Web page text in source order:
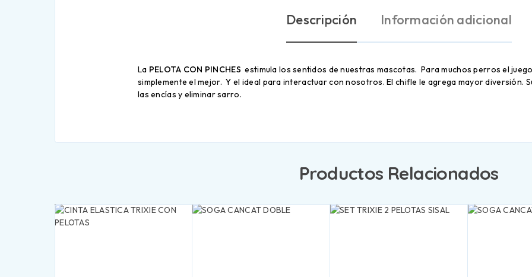
Descripción Información adicional
La PELOTA CON PINCHES estimula los sentidos de nuestras mascotas. Para muchos perros el
simplemente el mejor. Y el ideal para interactuar con nosotros. El chifle le agrega mayor diversión.
las encías y eliminar sarro.
Productos Relacionados